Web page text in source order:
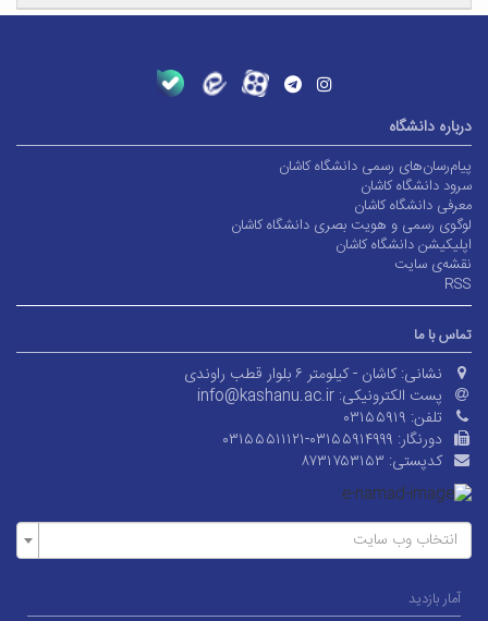
درباره دانشگاه
پیام‌رسان‌های رسمی دانشگاه کاشان
سرود دانشگاه کاشان
معرفی دانشگاه کاشان
لوگوی رسمی و هویت بصری دانشگاه کاشان
اپلیکیشن دانشگاه کاشان
نقشه‌ی سایت
RSS
تماس با ما
نشانی: کاشان - کیلومتر ۶ بلوار قطب راوندی
پست الکترونیکی: info@kashanu.ac.ir
تلفن: ۰۳۱۵۵۹۱۹
دورنگار: ۰۳۱۵۵۵۱۱۱۲۱-۰۳۱۵۵۹۱۴۹۹۹
کدپستی: ۸۷۳۱۷۵۳۱۵۳
انتخاب وب سایت
آمار بازدید